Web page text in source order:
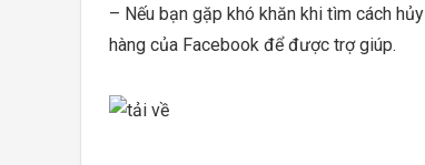
– Nếu bạn gặp khó khăn khi tìm cách
hàng của Facebook để được trợ giúp.